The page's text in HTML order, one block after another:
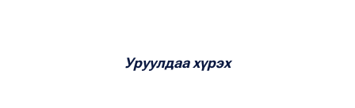
Уруулдаа хүрэх